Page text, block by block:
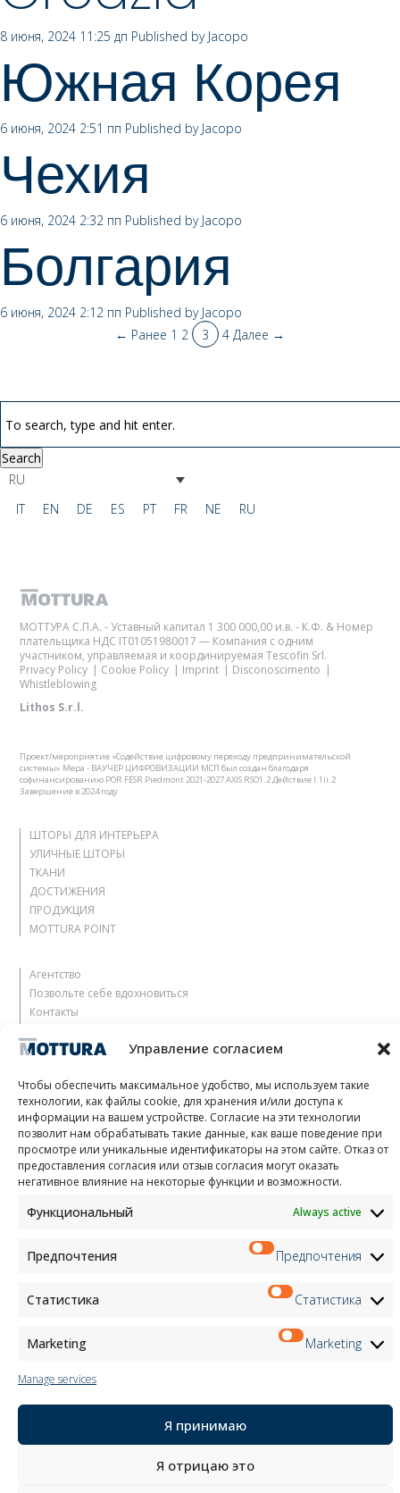
Управление согласием
Чтобы обеспечить максимальное удобство, мы используем такие
технологии, как файлы cookie, для хранения и/или доступа к
информации на вашем устройстве. Согласие на эти технологии
позволит нам обрабатывать такие данные, как ваше поведение при
просмотре или уникальные идентификаторы на этом сайте. Отказ от
предоставления согласия или отзыв согласия могут оказать
негативное влияние на некоторые функции и возможности.
Функциональный Always active
Предпочтения Предпочтения
Статистика Статистика
Marketing Marketing
Manage services
Я принимаю
Я отрицаю это
8 июня, 2024 11:25 дп Published by Jacopo
Южная Корея
6 июня, 2024 2:51 пп Published by Jacopo
Чехия
6 июня, 2024 2:32 пп Published by Jacopo
Болгария
6 июня, 2024 2:12 пп Published by Jacopo
← Ранее 1 2 3 4 Далее →
Search
RU
IT
EN DE ES PT FR NE RU
МОТТУРА С.П.А. - Уставный капитал 1 300 000,00 и.в. - К.Ф. & Номер
плательщика НДС IT01051980017 — Компания с одним
участником, управляемая и координируемая Tescofin Srl.
Privacy Policy
Cookie Policy Imprint
Disconoscimento
Whistleblowing
Lithos S.r.l.
Проект/мероприятие «Содействие цифровому переходу предпринимательской
системы» Мера - ВАУЧЕР ЦИФРОВИЗАЦИИ МСП был создан благодаря
софинансированию POR FESR Piedmont 2021-2027 AXIS RSO1.2 Действие I.1ii.2
Завершение в 2024 году
ШТОРЫ ДЛЯ ИНТЕРЬЕРА
УЛИЧНЫЕ ШТОРЫ
ТКАНИ
ДОСТИЖЕНИЯ
ПРОДУКЦИЯ
MOTTURA POINT
Агентство
Позвольте себе вдохновиться
Контакты
Зарезервированная зона
M2Net
Child Safety
Customer Information
Supplier Information
Information for Candidates
Contact Information
Events Information